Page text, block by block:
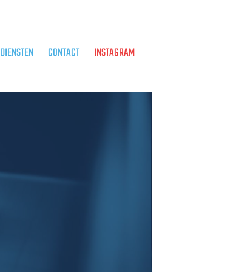
DIENSTEN CONTACT INSTAGRAM